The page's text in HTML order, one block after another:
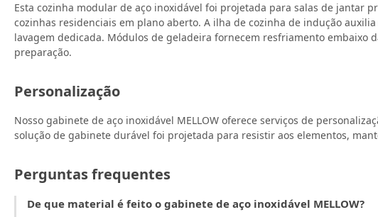
Esta cozinha modular de aço inoxidável foi projetada para salas de jantar
cozinhas residenciais em plano aberto. A ilha de cozinha de indução
lavagem dedicada. Módulos de geladeira fornecem resfriamento
preparação.
Personalização
Nosso gabinete de aço inoxidável MELLOW oferece serviços de
solução de gabinete durável foi projetada para resistir aos elementos,
Perguntas frequentes
De que material é feito o gabinete de aço inoxidável MELLOW?